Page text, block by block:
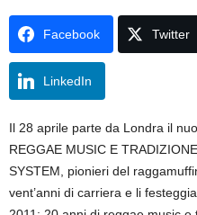
Facebook Twitter
LinkedIn
Il 28 aprile parte da Londra il
REGGAE MUSIC E
SYSTEM, pionieri del
vent’anni di carriera e li